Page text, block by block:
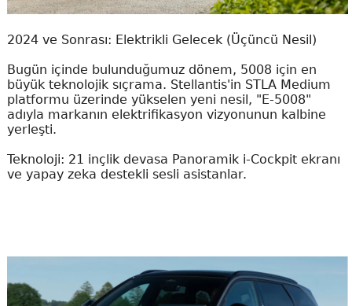
2024 ve Sonrası: Elektrikli Gelecek (Üçüncü Nesil)
Bugün içinde bulunduğumuz dönem, 5008 için en
büyük teknolojik sıçrama. Stellantis'in STLA Medium
platformu üzerinde yükselen yeni nesil, "E-5008"
adıyla markanın elektrifikasyon vizyonunun kalbine
yerleşti.
Teknoloji: 21 inçlik devasa Panoramik i-Cockpit ekranı
ve yapay zeka destekli sesli asistanlar.